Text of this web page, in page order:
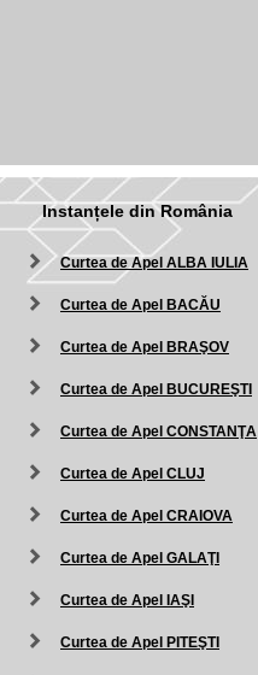
Instanțele din România
Curtea de Apel ALBA IULIA
Curtea de Apel BACĂU
Curtea de Apel BRAŞOV
Curtea de Apel BUCUREŞTI
Curtea de Apel CONSTANŢA
Curtea de Apel CLUJ
Curtea de Apel CRAIOVA
Curtea de Apel GALAŢI
Curtea de Apel IAŞI
Curtea de Apel PITEŞTI